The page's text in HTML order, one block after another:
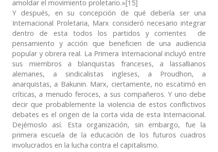
amoldar el movimiento proletario.»[15]
Y después, en su concepción de qué debería ser una
Internacional Proletaria, Marx consideró necesario integrar
dentro de esta todos los partidos y corrientes de
pensamiento y acción que beneficien de una audiencia
popular y obrera real. La Primera Internacional incluyó entre
sus miembros a blanquistas franceses, a lassallianos
alemanes, a sindicalistas ingleses, a Proudhon, a
anarquistas, a Bakunin. Marx, ciertamente, no escatimó en
críticas, a menudo feroces, a sus compañeros. Y uno debe
decir que probablemente la violencia de estos conflictivos
debates es el origen de la corta vida de esta Internacional.
Dejémoslo así. Esta organización, sin embargo, fue la
primera escuela de la educación de los futuros cuadros
involucrados en la lucha contra el capitalismo.